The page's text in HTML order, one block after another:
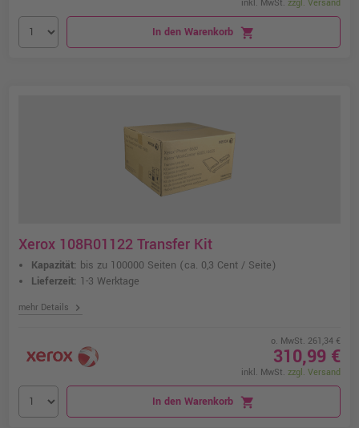
inkl. MwSt. zzgl. Versand
In den Warenkorb shopping_cart
Xerox 108R01122 Transfer Kit
Kapazität: bis zu 100000 Seiten (ca. 0,3 Cent / Seite)
Lieferzeit: 1-3 Werktage
mehr Details chevron_right
o. MwSt. 261,34 €
310,99 €
inkl. MwSt. zzgl. Versand
In den Warenkorb shopping_cart